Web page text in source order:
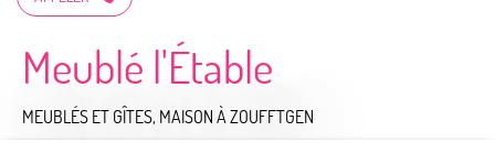
Meublé l'Étable
MEUBLÉS ET GÎTES, MAISON À ZOUFFTGEN